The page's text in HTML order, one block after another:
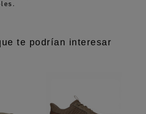
te podrían interesar